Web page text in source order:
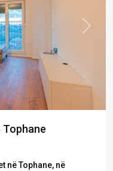
Next
Tophane
në Tophane, në